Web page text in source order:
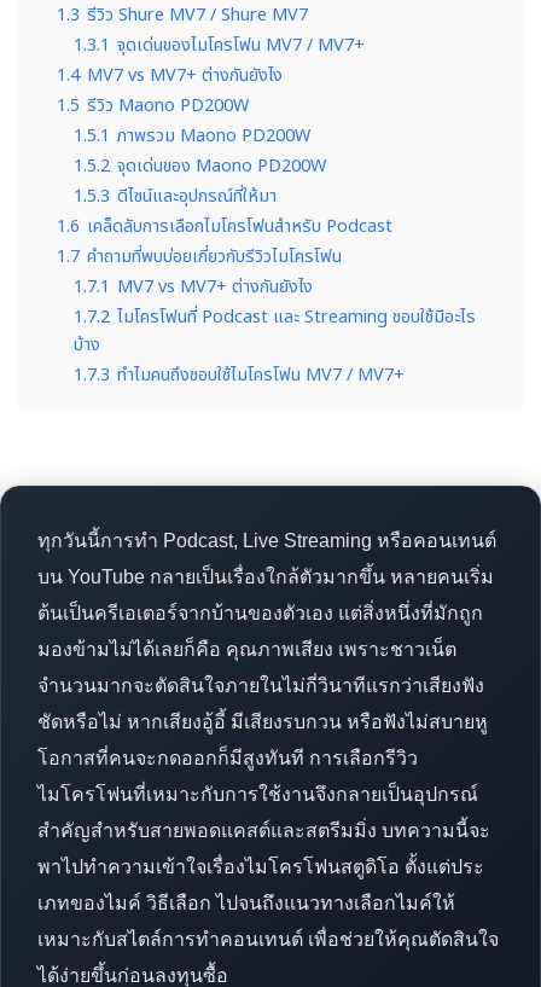
1.3 รีวิว Shure MV7 / Shure MV7
1.3.1 จุดเด่นของไมโครโฟน MV7 / MV7+
1.4 MV7 vs MV7+ ต่างกันยังไง
1.5 รีวิว Maono PD200W
1.5.1 ภาพรวม Maono PD200W
1.5.2 จุดเด่นของ Maono PD200W
1.5.3 ดีไซน์และอุปกรณ์ที่ให้มา
1.6 เคล็ดลับการเลือกไมโครโฟนสำหรับ Podcast
1.7 คำถามที่พบบ่อยเกี่ยวกับรีวิวไมโครโฟน
1.7.1 MV7 vs MV7+ ต่างกันยังไง
1.7.2 ไมโครโฟนที่ Podcast และ Streaming ชอบใช้มีอะไร
บ้าง
1.7.3 ทำไมคนถึงชอบใช้ไมโครโฟน MV7 / MV7+
ทุกวันนี้การทำ Podcast, Live Streaming หรือคอนเทนต์
บน YouTube กลายเป็นเรื่องใกล้ตัวมากขึ้น หลายคนเริ่ม
ต้นเป็นครีเอเตอร์จากบ้านของตัวเอง แต่สิ่งหนึ่งที่มักถูก
มองข้ามไม่ได้เลยก็คือ คุณภาพเสียง เพราะชาวเน็ต
จำนวนมากจะตัดสินใจภายในไม่กี่วินาทีแรกว่าเสียงฟัง
ชัดหรือไม่ หากเสียงอู้อี้ มีเสียงรบกวน หรือฟังไม่สบายหู
โอกาสที่คนจะกดออกก็มีสูงทันที การเลือกรีวิว
ไมโครโฟนที่เหมาะกับการใช้งานจึงกลายเป็นอุปกรณ์
สำคัญสำหรับสายพอดแคสต์และสตรีมมิ่ง บทความนี้จะ
พาไปทำความเข้าใจเรื่องไมโครโฟนสตูดิโอ ตั้งแต่ประ
เภทของไมค์ วิธีเลือก ไปจนถึงแนวทางเลือกไมค์ให้
เหมาะกับสไตล์การทำคอนเทนต์ เพื่อช่วยให้คุณตัดสินใจ
ได้ง่ายขึ้นก่อนลงทุนซื้อ